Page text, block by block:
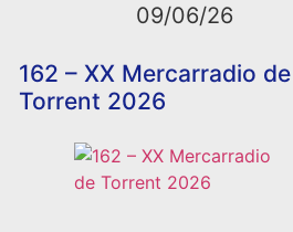
09/06/26
162 – XX Mercarradio de
Torrent 2026